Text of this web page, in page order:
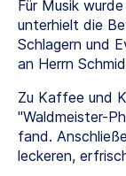
Für Musik
unterhielt die
Schlagern und
an Herrn
Zu Kaffee und
"Waldmeister-
fand.
leckeren,